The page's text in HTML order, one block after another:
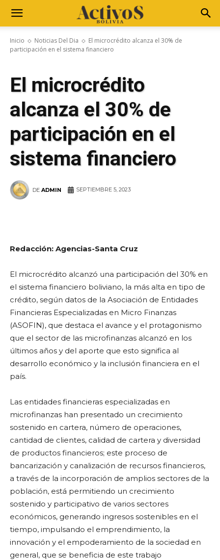
Inicio Noticias Del Dia
El microcrédito alcanza el 30% de
participación en el sistema financiero
El microcrédito
alcanza el 30% de
participación en el
sistema financiero
DE ADMIN SEPTIEMBRE 5, 2023
Redacción: Agencias-Santa Cruz
El microcrédito alcanzó una participación del 30% en
el sistema financiero boliviano, la más alta en tipo de
crédito, según datos de la Asociación de Entidades
Financieras Especializadas en Micro Finanzas
(ASOFIN), que destaca el avance y el protagonismo
que el sector de las microfinanzas alcanzó en los
últimos años y del aporte que esto significa al
desarrollo económico y la inclusión financiera en el
país.
Las entidades financieras especializadas en
microfinanzas han presentado un crecimiento
sostenido en cartera, número de operaciones,
cantidad de clientes, calidad de cartera y diversidad
de productos financieros; este proceso de
bancarización y canalización de recursos financieros,
a través de la incorporación de amplios sectores de la
población, está permitiendo un crecimiento
sostenido y participativo de varios sectores
económicos, generando ingresos sostenibles en el
tiempo, impulsando el emprendimiento, la
innovación y el empoderamiento de la sociedad en
general, que se beneficia de este trabajo